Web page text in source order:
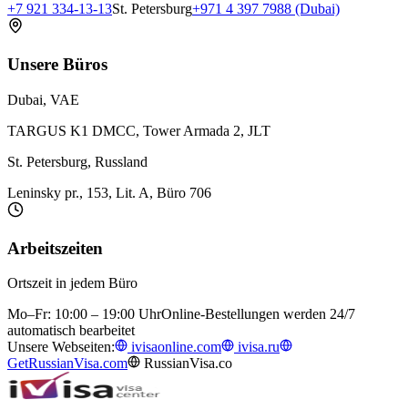
+7 921 334-13-13St. Petersburg+971 4 397 7988 (Dubai)
Unsere Büros
Dubai, VAE
TARGUS K1 DMCC, Tower Armada 2, JLT
St. Petersburg, Russland
Leninsky pr., 153, Lit. A, Büro 706
Arbeitszeiten
Ortszeit in jedem Büro
Mo–Fr: 10:00 – 19:00 UhrOnline-Bestellungen werden 24/7
automatisch bearbeitet
Unsere Webseiten:
ivisaonline.com
ivisa.ru
GetRussianVisa.com
RussianVisa.co